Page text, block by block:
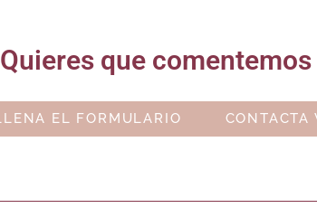
que
EL FORMULARIO CONTACTA